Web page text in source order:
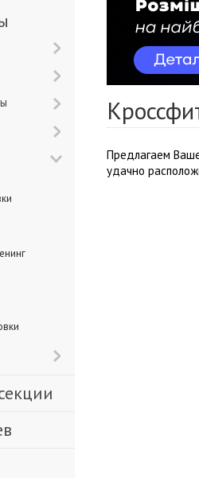
Предлагаем
удачно